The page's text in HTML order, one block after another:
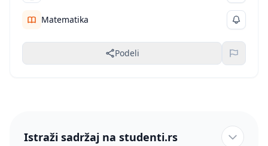
Matematika
Podeli
Istraži sadržaj na studenti.rs